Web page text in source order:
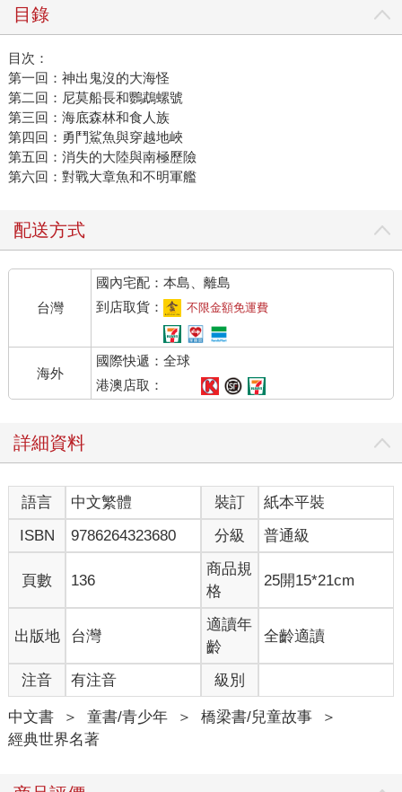
目錄
目次：
第一回：神出鬼沒的大海怪
第二回：尼莫船長和鸚鵡螺號
第三回：海底森林和食人族
第四回：勇鬥鯊魚與穿越地峽
第五回：消失的大陸與南極歷險
第六回：對戰大章魚和不明軍艦
配送方式
台灣
國內宅配：本島、離島
到店取貨：
不限金額免運費
海外
國際快遞：全球
港澳店取：
詳細資料
語言 中文繁體 裝訂
紙本平裝
ISBN
9786264323680 分級 普通級
頁數 136
商品規
格
25開15*21cm
出版地 台灣
適讀年
齡
全齡適讀
注音 有注音 級別
中文書 ＞ 童書/青少年 ＞ 橋梁書/兒童故事
＞
經典世界名著